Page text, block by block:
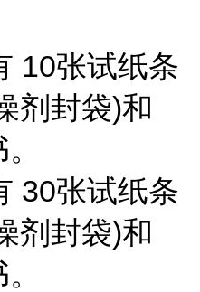
10张试纸条
剂封袋)和
30张试纸条
剂封袋)和